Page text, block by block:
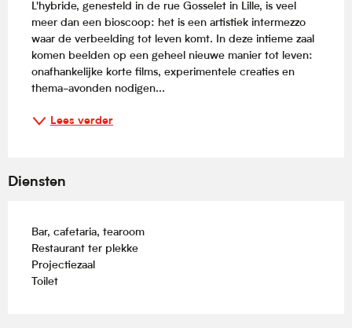
L'hybride, genesteld in de rue Gosselet in Lille, is veel
meer dan een bioscoop: het is een artistiek intermezzo
waar de verbeelding tot leven komt. In deze intieme zaal
komen beelden op een geheel nieuwe manier tot leven:
onafhankelijke korte films, experimentele creaties en
thema-avonden nodigen...
Lees verder
Diensten
Bar, cafetaria, tearoom
Restaurant ter plekke
Projectiezaal
Toilet